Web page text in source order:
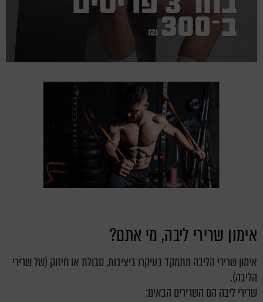
אימון שרירי ליבה, מי אתם?
אימון שרירי הליבה מתמקד בעיקרו ביציבות, סבולת או חיזוק (של שרירי
הליבה).
שרירי ליבה הם השרירים הבאים: